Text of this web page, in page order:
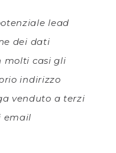
lead
dei dati
molti casi gli
indirizzo
venduto a terzi
email